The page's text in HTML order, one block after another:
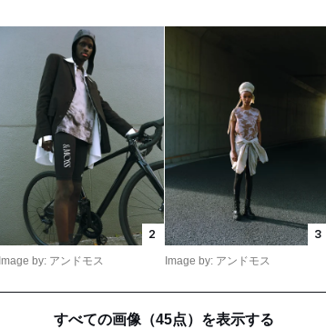
2
Image by: アンドモス
3
Image by: アンドモス
すべての画像（45点）を表示する